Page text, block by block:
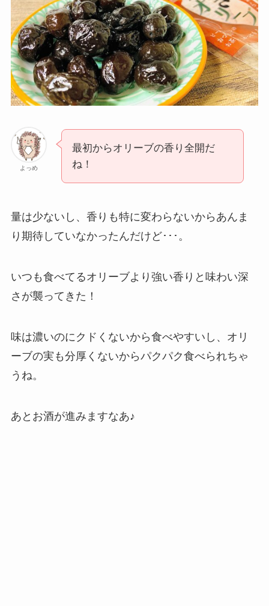
よっめ
最初からオリーブの香り全開だ
ね！
量は少ないし、香りも特に変わらないからあんま
り期待していなかったんだけど･･･。
いつも食べてるオリーブより強い香りと味わい深
さが襲ってきた！
味は濃いのにクドくないから食べやすいし、オリ
ーブの実も分厚くないからパクパク食べられちゃ
うね。
あとお酒が進みますなあ♪